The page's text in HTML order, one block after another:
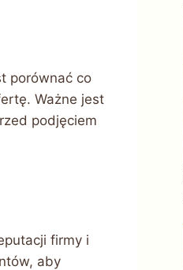
porównać co
Ważne jest
podjęciem
firmy i
aby